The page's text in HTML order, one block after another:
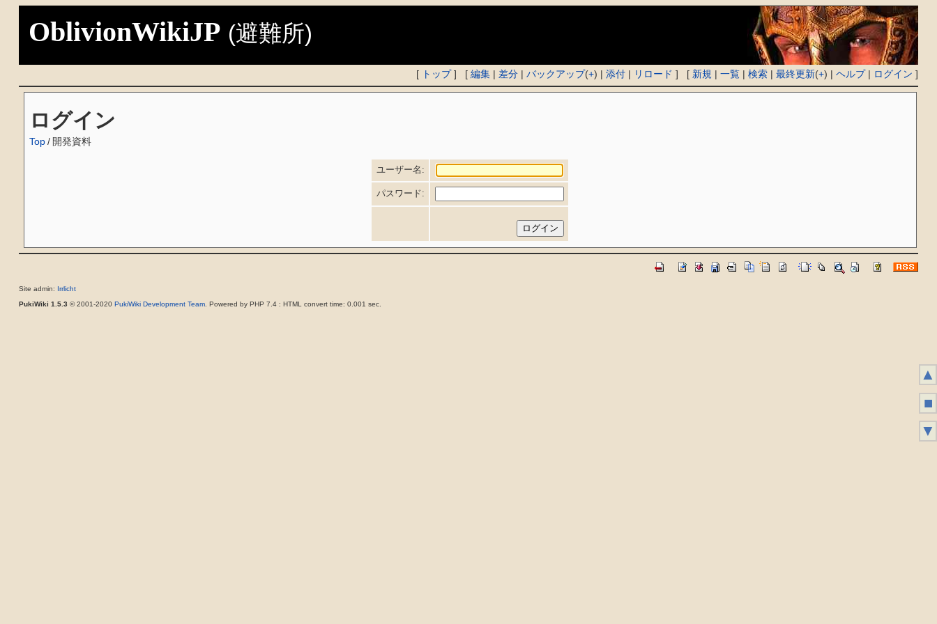
OblivionWikiJP (避難所)
[ トップ] [編集 | 差分 |バックアップ(+) |添付 | リロード ] [ 新規 |一覧 |検索 |最終更新(+) |ヘルプ| ログイン ]
ログイン
Top/ 開発資料
ユーザー名:
パスワード:
Site admin: Irrlicht
PukiWiki 1.5.3 © 2001-2020 PukiWiki Development Team. Powered by PHP 7.4 : HTML convert time: 0.001 sec.
▲
■
▼